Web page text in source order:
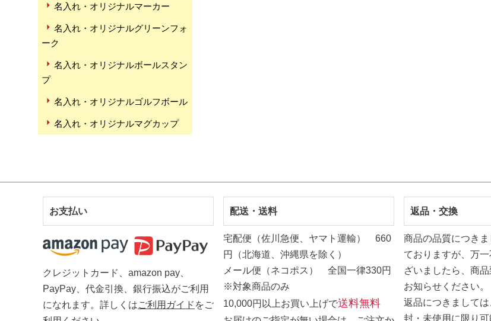
名入れ・オリジナルマーカー
名入れ・オリジナルグリーンフォ
ーク
名入れ・オリジナルボールスタン
プ
名入れ・オリジナルゴルフボール
名入れ・オリジナルマグカップ
お支払い
クレジットカード、amazon pay、
PayPay、代金引換、銀行振込がご利用
になれます。詳しくはご利用ガイド をご
配送・送料
宅配便（佐川急便、ヤマト運輸） 660
円（北海道、沖縄県を除く）
メール便（ネコポス） 全国一律330円
※対象商品のみ
10,000円以上お買い上げで送料無料
返品・交換
商品の品質につき
ておりますが、万
ざいましたら、商
お知らせください。
返品につきまして
封・未使用に限り